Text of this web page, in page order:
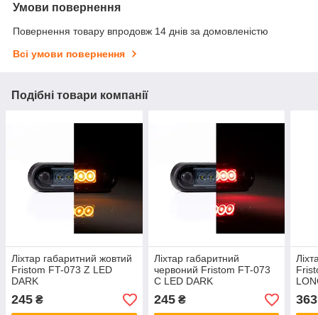
Умови повернення
Повернення товару впродовж 14 днів за домовленістю
Всі умови повернення
Подібні товари компанії
Ліхтар габаритний жовтий
Fristom FT-073 Z LED
DARK
245 ₴
Ліхтар габаритний
червоний Fristom FT-073
C LED DARK
245₴ 363